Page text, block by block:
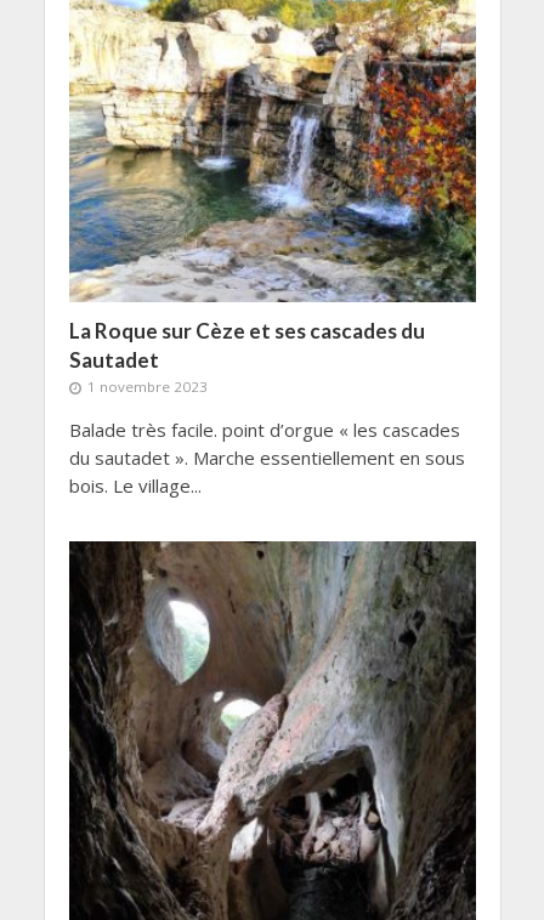
La Roque sur Cèze et ses cascades du
Sautadet
1 novembre 2023
Balade très facile. point d’orgue « les cascades
du sautadet ». Marche essentiellement en sous
bois. Le village...